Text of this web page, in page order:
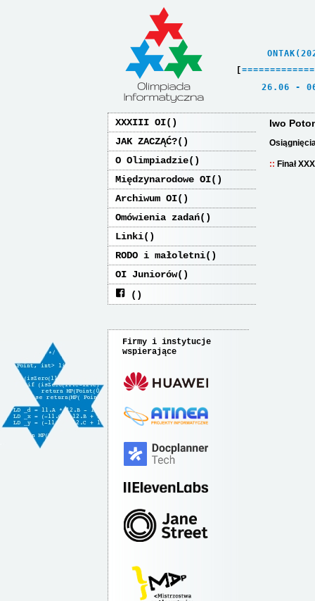
[ =============
26.06
XXXIII OI
JAK ZACZĄĆ?
O Olimpiadzie
Międzynarodowe OI
Archiwum OI
Omówienia zadań
Linki
RODO i małoletni
OI Juniorów
Firmy i instytucje
wspierające
Iwo
Finał